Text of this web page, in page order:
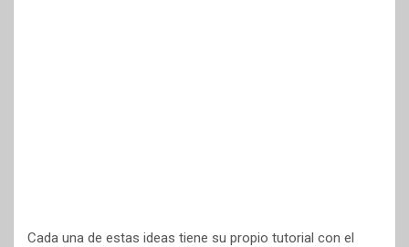
Cada una de estas ideas tiene su propio tutorial con el